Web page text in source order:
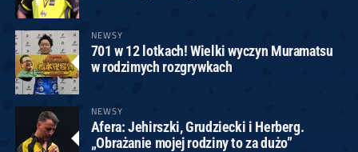
NEWSY
701 w 12 lotkach! Wielki wyczyn Muramatsu
w rodzimych rozgrywkach
NEWSY
Afera: Jehirszki, Grudziecki i Herberg.
„Obrażanie mojej rodziny to za dużo”